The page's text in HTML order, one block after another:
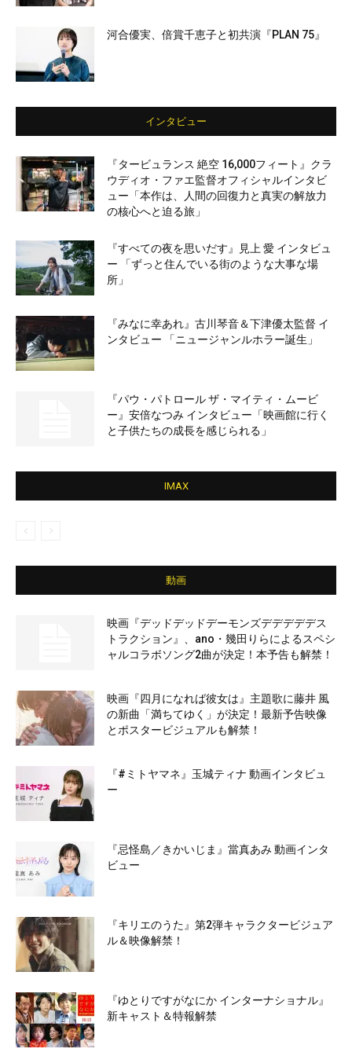
河合優実、倍賞千恵子と初共演『PLAN 75』
インタビュー
『タービュランス 絶空 16,000フィート』クラ
ウディオ・ファエ監督オフィシャルインタビ
ュー「本作は、人間の回復力と真実の解放力
の核心へと迫る旅」
『すべての夜を思いだす』見上 愛 インタビュ
ー 「ずっと住んでいる街のような大事な場
所」
『みなに幸あれ』古川琴音＆下津優太監督 イ
ンタビュー 「ニュージャンルホラー誕生」
『パウ・パトロール ザ・マイティ・ムービ
ー』安倍なつみ インタビュー「映画館に行く
と子供たちの成長を感じられる」
IMAX
動画
映画『デッドデッドデーモンズデデデデデス
トラクション』、ano・幾田りらによるスペシ
ャルコラボソング2曲が決定！本予告も解禁！
映画『四月になれば彼女は』主題歌に藤井 風
の新曲「満ちてゆく」が決定！最新予告映像
とポスタービジュアルも解禁！
『#ミトヤマネ』玉城ティナ 動画インタビュ
ー
『忌怪島／きかいじま』當真あみ 動画インタ
ビュー
『キリエのうた』第2弾キャラクタービジュア
ル＆映像解禁！
『ゆとりですがなにか インターナショナル』
新キャスト＆特報解禁